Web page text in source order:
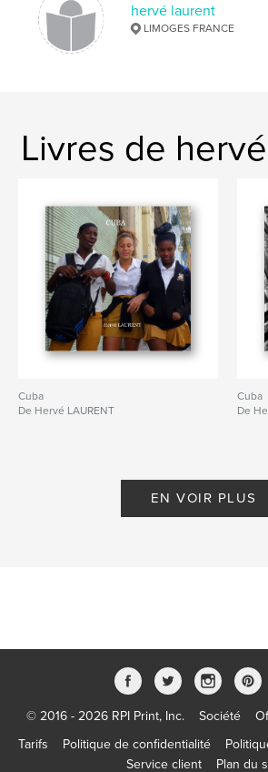
hervé laurent
LIMOGES FRANCE
Livres de
Cuba
De Hervé LAURENT
Cuba
De
EN VOIR PLUS
© 2016 - 2026 RPI Print, Inc. Société
Tarifs
Politique de confidentialité
Service client
Plan du